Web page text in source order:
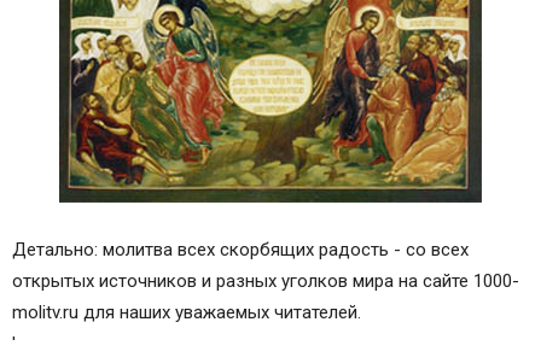
Детально: молитва всех скорбящих радость - со всех
открытых источников и разных уголков мира на сайте 1000-
molitv.ru для наших уважаемых читателей.
'